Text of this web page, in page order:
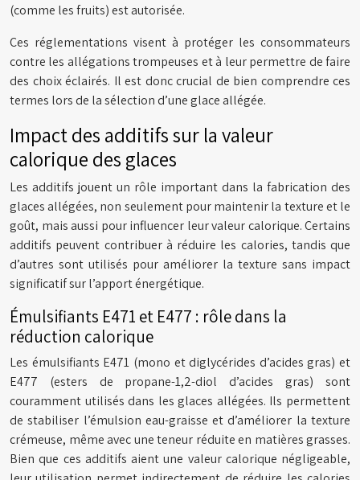
(comme les fruits) est autorisée.
Ces réglementations visent à protéger les consommateurs
contre les allégations trompeuses et à leur permettre de faire
des choix éclairés. Il est donc crucial de bien comprendre ces
termes lors de la sélection d’une glace allégée.
Impact des additifs sur la valeur
calorique des glaces
Les additifs jouent un rôle important dans la fabrication des
glaces allégées, non seulement pour maintenir la texture et le
goût, mais aussi pour influencer leur valeur calorique. Certains
additifs peuvent contribuer à réduire les calories, tandis que
d’autres sont utilisés pour améliorer la texture sans impact
significatif sur l’apport énergétique.
Émulsifiants E471 et E477 : rôle dans la
réduction calorique
Les émulsifiants E471 (mono et diglycérides d’acides gras) et
E477 (esters de propane-1,2-diol d’acides gras) sont
couramment utilisés dans les glaces allégées. Ils permettent
de stabiliser l’émulsion eau-graisse et d’améliorer la texture
crémeuse, même avec une teneur réduite en matières grasses.
Bien que ces additifs aient une valeur calorique négligeable,